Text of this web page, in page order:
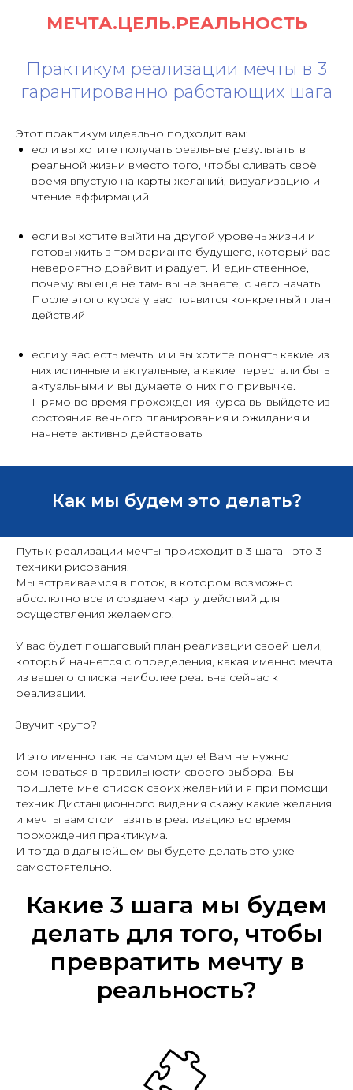
МЕЧТА.ЦЕЛЬ.РЕАЛЬНОСТЬ
Практикум реализации мечты в 3
гарантированно работающих шага
Этот практикум идеально подходит вам:
если вы хотите получать реальные результаты в
реальной жизни вместо того, чтобы сливать своё
время впустую на карты желаний, визуализацию и
чтение аффирмаций.
если вы хотите выйти на другой уровень жизни и
готовы жить в том варианте будущего, который вас
невероятно драйвит и радует. И единственное,
почему вы еще не там- вы не знаете, с чего начать.
После этого курса у вас появится конкретный план
действий
если у вас есть мечты и и вы хотите понять какие из
них истинные и актуальные, а какие перестали быть
актуальными и вы думаете о них по привычке.
Прямо во время прохождения курса вы выйдете из
состояния вечного планирования и ожидания и
начнете активно действовать
Как мы будем это делать?
Путь к реализации мечты происходит в 3 шага - это 3
техники рисования.
Мы встраиваемся в поток, в котором возможно
абсолютно все и создаем карту действий для
осуществления желаемого.
У вас будет пошаговый план реализации своей цели,
который начнется с определения, какая именно мечта
из вашего списка наиболее реальна сейчас к
реализации.
Звучит круто?
И это именно так на самом деле! Вам не нужно
сомневаться в правильности своего выбора. Вы
пришлете мне список своих желаний и я при помощи
техник Дистанционного видения скажу какие желания
и мечты вам стоит взять в реализацию во время
прохождения практикума.
И тогда в дальнейшем вы будете делать это уже
самостоятельно.
Какие 3 шага мы будем
делать для того, чтобы
превратить мечту в
реальность?